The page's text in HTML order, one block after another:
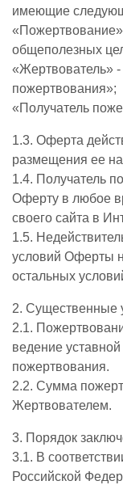
имеющие
общеполезных
«Жертвователь»
пожертвования»;
«Получатель
1.3. Оферта
размещения ее
1.4. Получатель
Оферту в любое
своего сайта в
1.5.
условий Оферты
остальных
2. Существенные
2.1.
ведение
пожертвования.
2.2. Сумма
Жертвователем.
3. Порядок
3.1. В
Российской